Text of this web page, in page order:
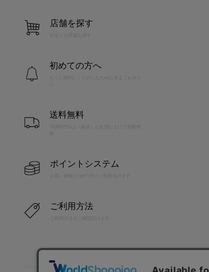
店舗を探す
お近くの店舗を探す
初めての方へ
送料無料
10,000円以上（税込）のお買い上げで送料無
ポイントシステム
お買い物毎に1pt=1円でご利用頂けます
ご利用方法